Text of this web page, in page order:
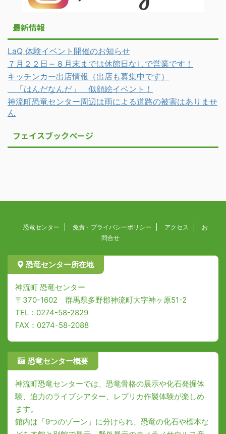
最新情報
LaQ 体験イベント開催のお知らせ
７月２２日～８月末までは休館日なしで営業です！
キッチンカー出店情報（出店も募集中です）
「はんだなんだ」 似顔絵イベント！
神流町恐竜センター周辺は雨による道路の被害はありませ
ん
フェイスブックページ
恐竜センター 免責・プライバシーポリシー アクセス
お
問合せ
恐竜センター所在地
神流町 恐竜センター
〒370-1602 群馬県多野郡神流町大字神ヶ原51-2
TEL：0274-58-2829
FAX：0274-58-2088
恐竜センター概要
神流町恐竜センターでは、恐竜骨格の展示や化石発掘体
験、迫力のライブシアター、レプリカ作製体験が楽しめ
ます。
館内は「9つのゾーン」に分けられ、恐竜の化石や標本な